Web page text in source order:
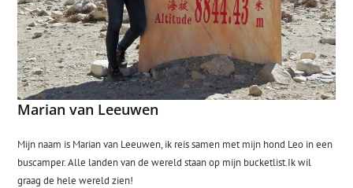
Marian van Leeuwen
Mijn naam is Marian van Leeuwen, ik reis samen met mijn hond Leo in een
buscamper. Alle landen van de wereld staan op mijn bucketlist.Ik wil
graag de hele wereld zien!